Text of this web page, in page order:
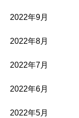
2022年9月
2022年8月
2022年7月
2022年6月
2022年5月